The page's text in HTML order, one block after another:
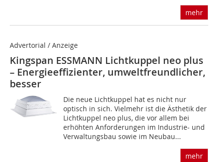
mehr
Advertorial / Anzeige
Kingspan ESSMANN Lichtkuppel neo plus
– Energieeffizienter, umweltfreundlicher,
besser
Die neue Lichtkuppel hat es nicht nur
optisch in sich. Vielmehr ist die Ästhetik der
Lichtkuppel neo plus, die vor allem bei
erhöhten Anforderungen im Industrie- und
Verwaltungsbau sowie im Neubau...
mehr